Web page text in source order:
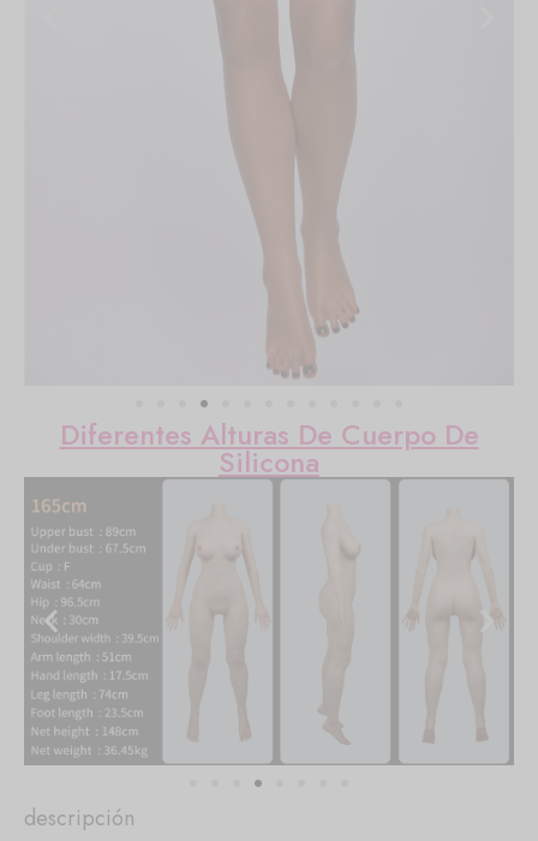
Diferentes Alturas De Cuerpo De
Silicona
descripción